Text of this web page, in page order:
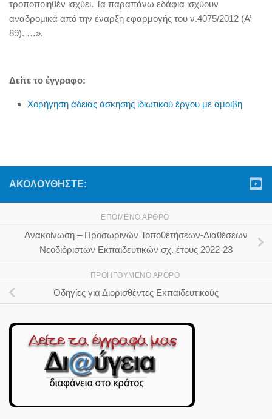
τροποποιηθέν ισχύει. Τα παραπάνω εδάφια ισχύουν
αναδρομικά από την έναρξη εφαρμογής του ν.4075/2012 (Α’
89). …».
Δείτε το έγγραφο:
Χορήγηση άδειας άσκησης ιδιωτικού έργου με αμοιβή
ΑΚΟΛΟΥΘΉΣΤΕ:
ΕΠΌΜΕΝΟ ΆΡΘΡΟ
Ανακοίνωση – Προσωρινών Τοποθετήσεων-Διαθέσεων
Νεοδιόριστων Εκπαιδευτικών σχ. έτους 2022-23
ΠΡΟΗΓΟΎΜΕΝΟ ΆΡΘΡΟ
Οδηγίες για Διορισθέντες Εκπαιδευτικούς